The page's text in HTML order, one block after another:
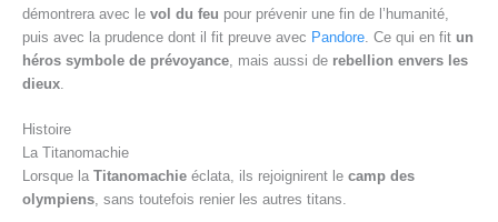
démontrera avec le vol du feu pour prévenir une fin de l’humanité,
puis avec la prudence dont il fit preuve avec Pandore . Ce qui en fit un
héros symbole de prévoyance , mais aussi de rebellion envers les
dieux
Histoire
La Titanomachie
Lorsque la Titanomachie éclata, ils rejoignirent le camp des
olympiens, sans toutefois renier les autres titans.